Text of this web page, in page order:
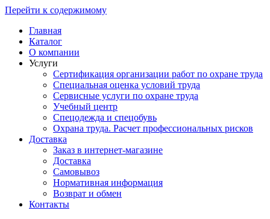
Перейти к содержимому
Главная
Каталог
О компании
Услуги
Сертификация организации работ по охране труда
Специальная оценка условий труда
Сервисные услуги по охране труда
Учебный центр
Спецодежда и спецобувь
Охрана труда. Расчет профессиональных рисков
Доставка
Заказ в интернет-магазине
Доставка
Самовывоз
Нормативная информация
Возврат и обмен
Контакты